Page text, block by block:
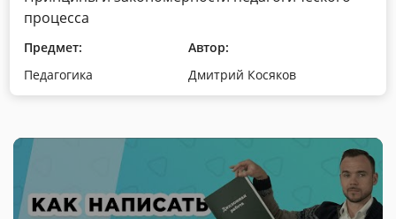
процесса
Предмет:
Педагогика
Автор:
Дмитрий Косяков